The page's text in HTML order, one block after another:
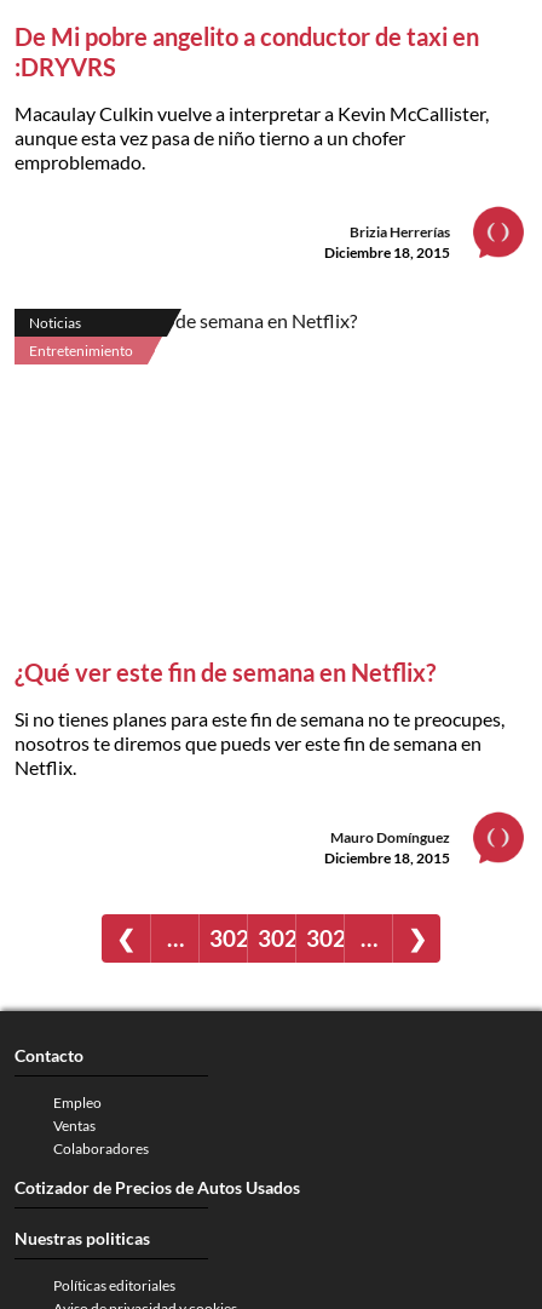
De Mi pobre angelito a conductor de taxi en
:DRYVRS
Macaulay Culkin vuelve a interpretar a Kevin McCallister,
aunque esta vez pasa de niño tierno a un chofer
emproblemado.
Brizia Herrerías
Diciembre 18, 2015
Noticias
Entretenimiento
¿Qué ver este fin de semana en Netflix?
Si no tienes planes para este fin de semana no te preocupes,
nosotros te diremos que pueds ver este fin de semana en
Netflix.
Mauro Domínguez
Diciembre 18, 2015
❮ … 302030213022 … ❯
Contacto
Empleo
Ventas
Colaboradores
Cotizador de Precios de Autos Usados
Nuestras politicas
Políticas editoriales